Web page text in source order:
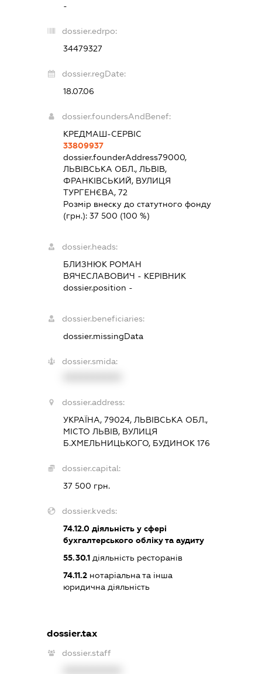
-
dossier.edrpo:
34479327
dossier.regDate:
18.07.06
dossier.foundersAndBenef:
КРЕДМАШ-СЕРВІС
33809937
dossier.founderAddress79000,
ЛЬВІВСЬКА ОБЛ., ЛЬВІВ,
ФРАНКІВСЬКИЙ, ВУЛИЦЯ
ТУРГЕНЄВА, 72
Розмір внеску до статутного фонду
(грн.):37 500 (100 %)
dossier.heads:
БЛИЗНЮК РОМАН
ВЯЧЕСЛАВОВИЧ - КЕРІВНИК
dossier.position -
dossier.beneficiaries:
dossier.missingData
dossier.smida:
dossier.address:
УКРАЇНА, 79024, ЛЬВІВСЬКА ОБЛ.,
МІСТО ЛЬВІВ, ВУЛИЦЯ
Б.ХМЕЛЬНИЦЬКОГО, БУДИНОК 176
dossier.capital:
37 500 грн.
dossier.kveds:
74.12.0 діяльність у сфері
бухгалтерського обліку та аудиту
55.30.1 діяльність ресторанів
74.11.2 нотаріальна та інша
юридична діяльність
dossier.tax
dossier.staff